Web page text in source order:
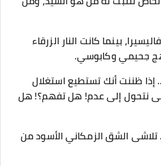
بينما كانت النار الزرقاء
جحيمي وكابوسي.
إذا ظننت أنك تستطيع استغلال
نتحول إلى عدم! هل تفهم؟! هل
تلاشى الشق الزمكاني الأسود من